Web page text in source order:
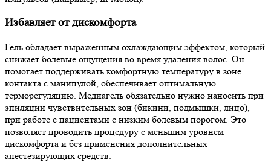
Избавляет от дискомфорта
Гель обладает выраженным охлаждающим эффектом, который
снижает болевые ощущения во время удаления волос. Он
помогает поддерживать комфортную температуру в зоне
контакта с манипулой, обеспечивает оптимальную
терморегуляцию. Медиагель обязательно нужно наносить при
эпиляции чувствительных зон (бикини, подмышки, лицо),
при работе с пациентами с низким болевым порогом. Это
позволяет проводить процедуру с меньшим уровнем
дискомфорта и без применения дополнительных
анестезирующих средств.